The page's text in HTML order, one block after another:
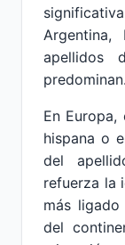
apellidos
predominan.
En Europa,
hispana o
del
refuerza la
más ligado
del